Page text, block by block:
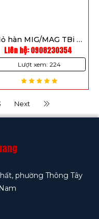
hàn MIG/MAG TBi T-
Lux
Liên hệ: 0908230354
Lượt xem: 224
Next
phường Thông Tây